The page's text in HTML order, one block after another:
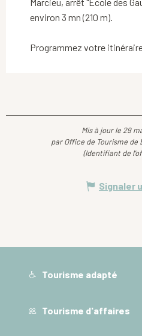
environ 3 mn (210 m).
Programmez votre
Mis à jour le 29
par Office de Tourisme de
(Identifiant de
Signaler
Tourisme adapté
Tourisme d'affaires